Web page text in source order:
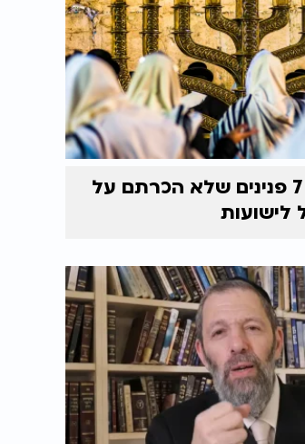
זאת חנוכה: 7 פנינים שלא הכרתם על
לישועות